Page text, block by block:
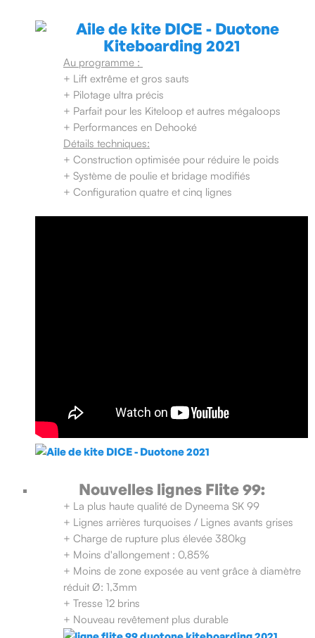
Au programme :
+ Lift extrême et gros sauts
+ Pilotage ultra précis
+ Parfait pour les Kiteloop et autres mégaloops
+ Performances en Dehooké
Détails techniques:
+ Construction optimisée pour réduire le poids
+ Système de poulie et bridage modifiés
+ Configuration quatre et cinq lignes
Nouvelles lignes Flite 99:
+ La plus haute qualité de Dyneema SK 99
+ Lignes arrières turquoises / Lignes avants grises
+ Charge de rupture plus élevée 380kg
+ Moins d'allongement : 0,85%
+ Moins de zone exposée au vent grâce à diamètre
réduit Ø: 1,3mm
+ Tresse 12 brins
+ Nouveau revêtement plus durable